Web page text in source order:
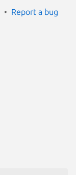
Report a bug